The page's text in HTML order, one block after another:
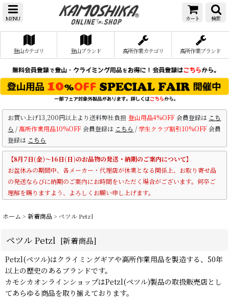
MENU カート 検索
登山カテゴリ 登山ブランド 高所作業カテゴリ 高所作業ブランド
お買い上げ13,200円以上より送料弊社負担 登山用品4%OFF 会員登録は こち
ら /高所作業用品10%OFF 会員登録は こちら /学生クラブ割引10%OFF 会員
登録は こちら
【8月7日(金)～16日(日)のお品物の発送・納期のご案内について】
お盆休みの期間中、各メーカー・代理店が休業となる関係上、お取り寄せ品
の発送ならびに納期のご案内にお時間をいただく場合がございます。何卒ご
理解を賜りますよう、よろしくお願い申し上げます。
ホーム > 新着商品> ペツル Petzl
ペツル Petzl [新着商品]
Petzl(ペツル)はクライミングギアや高所作業用品を製造する、50年
以上の歴史のあるブランドです。
カモシカオンラインショップはPetzl(ペツル)製品の取扱販売店とし
てあらゆる商品を取り揃えております。